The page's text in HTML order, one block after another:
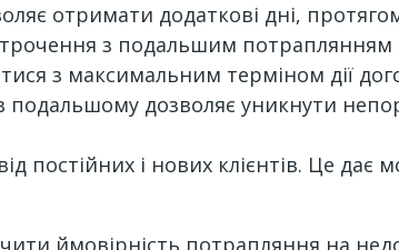
отримати додаткові дні,
з подальшим потраплянням
з максимальним терміном дії
дозволяє уникнути
постійних і нових клієнтів. Це дає
ймовірність потрапляння на